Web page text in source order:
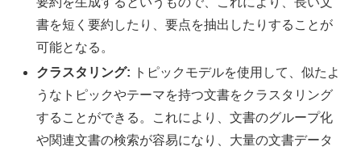
書を短く要約したり、要点を抽出したりすることが
可能となる。
クラスタリング: トピックモデルを使用して、似たよ
うなトピックやテーマを持つ文書をクラスタリング
することができる。これにより、文書のグループ化
や関連文書の検索が容易になり、大量の文書データ